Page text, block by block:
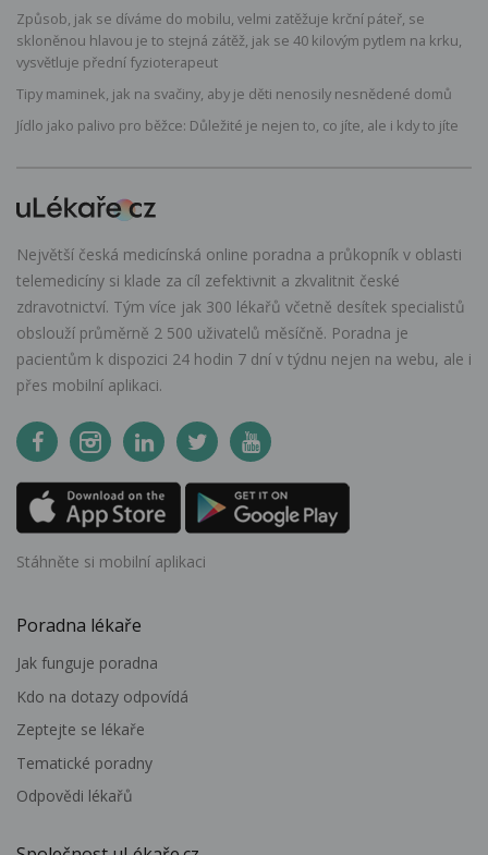
Způsob, jak se díváme do mobilu, velmi zatěžuje krční páteř, se
skloněnou hlavou je to stejná zátěž, jak se 40 kilovým pytlem na krku,
vysvětluje přední fyzioterapeut
Tipy maminek, jak na svačiny, aby je děti nenosily nesnědené domů
Jídlo jako palivo pro běžce: Důležité je nejen to, co jíte, ale i kdy to jíte
Největší česká medicínská online poradna a průkopník v oblasti
telemedicíny si klade za cíl zefektivnit a zkvalitnit české
zdravotnictví. Tým více jak 300 lékařů včetně desítek specialistů
obslouží průměrně 2 500 uživatelů měsíčně. Poradna je
pacientům k dispozici 24 hodin 7 dní v týdnu nejen na webu, ale i
přes mobilní aplikaci.
Stáhněte si mobilní aplikaci
Poradna lékaře
Jak funguje poradna
Kdo na dotazy odpovídá
Zeptejte se lékaře
Tematické poradny
Odpovědi lékařů